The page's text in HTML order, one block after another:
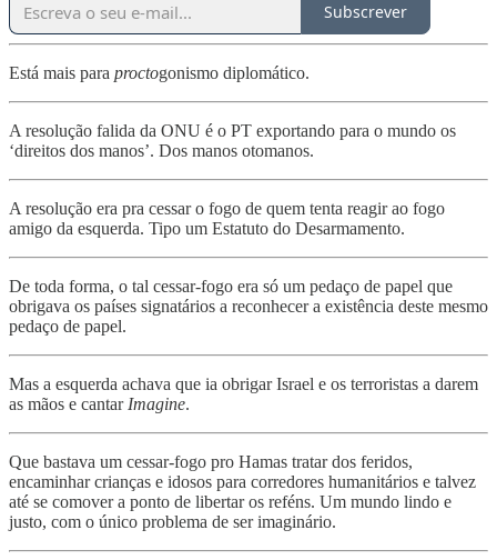
Subscrever
Está mais para proctogonismo diplomático.
A resolução falida da ONU é o PT exportando para o mundo os
‘direitos dos manos’. Dos manos otomanos.
A resolução era pra cessar o fogo de quem tenta reagir ao fogo
amigo da esquerda. Tipo um Estatuto do Desarmamento.
De toda forma, o tal cessar-fogo era só um pedaço de papel que
obrigava os países signatários a reconhecer a existência deste mesmo
pedaço de papel.
Mas a esquerda achava que ia obrigar Israel e os terroristas a darem
as mãos e cantar Imagine.
Que bastava um cessar-fogo pro Hamas tratar dos feridos,
encaminhar crianças e idosos para corredores humanitários e talvez
até se comover a ponto de libertar os reféns. Um mundo lindo e
justo, com o único problema de ser imaginário.